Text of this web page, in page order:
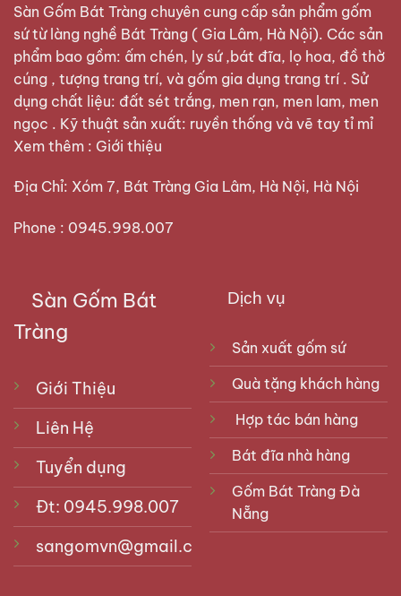
Sàn Gốm Bát Tràng chuyên cung cấp sản phẩm gốm
sứ từ làng nghề Bát Tràng ( Gia Lâm, Hà Nội). Các sản
phẩm bao gồm: ấm chén, ly sứ ,bát đĩa, lọ hoa, đồ thờ
cúng , tượng trang trí, và gốm gia dụng trang trí . Sử
dụng chất liệu: đất sét trắng, men rạn, men lam, men
ngọc . Kỹ thuật sản xuất: ruyền thống và vẽ tay tỉ mỉ
Xem thêm : Giới thiệu
Địa Chỉ: Xóm 7, Bát Tràng Gia Lâm, Hà Nội, Hà Nội
Phone : 0945.998.007
Sàn Gốm Bát
Tràng
Giới Thiệu
Liên Hệ
Tuyển dụng
Đt: 0945.998.007
sangomvn@gmail.com
Dịch vụ
Sản xuất gốm sứ
Quà tặng khách hàng
Hợp tác bán hàng
Bát đĩa nhà hàng
Gốm Bát Tràng Đà
Nẵng